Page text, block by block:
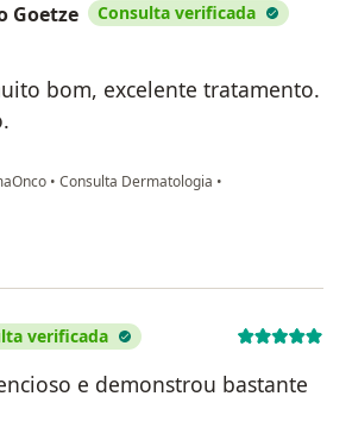
Goetze Consulta verificada
bom, excelente tratamento.
• Consulta Dermatologia •
Álvaro Goetze
verificada
e demonstrou bastante